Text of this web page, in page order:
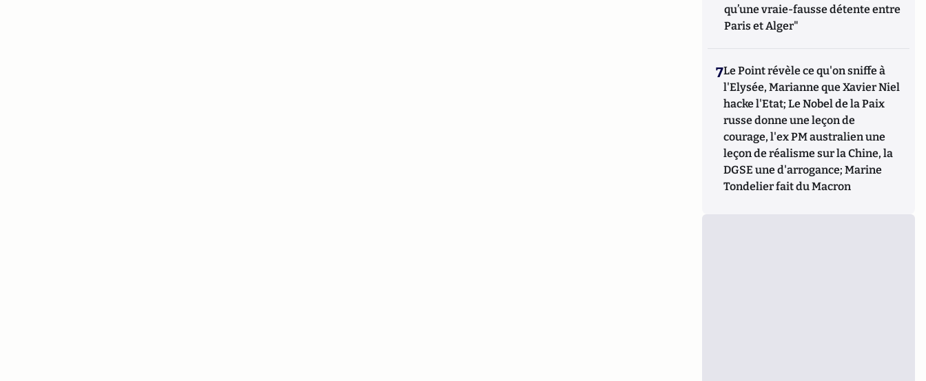
qu’une vraie-fausse détente entre
Paris et Alger"
7Le Point révèle ce qu'on sniffe à
l'Elysée, Marianne que Xavier Niel
hacke l'Etat; Le Nobel de la Paix
russe donne une leçon de
courage, l'ex PM australien une
leçon de réalisme sur la Chine, la
DGSE une d'arrogance; Marine
Tondelier fait du Macron